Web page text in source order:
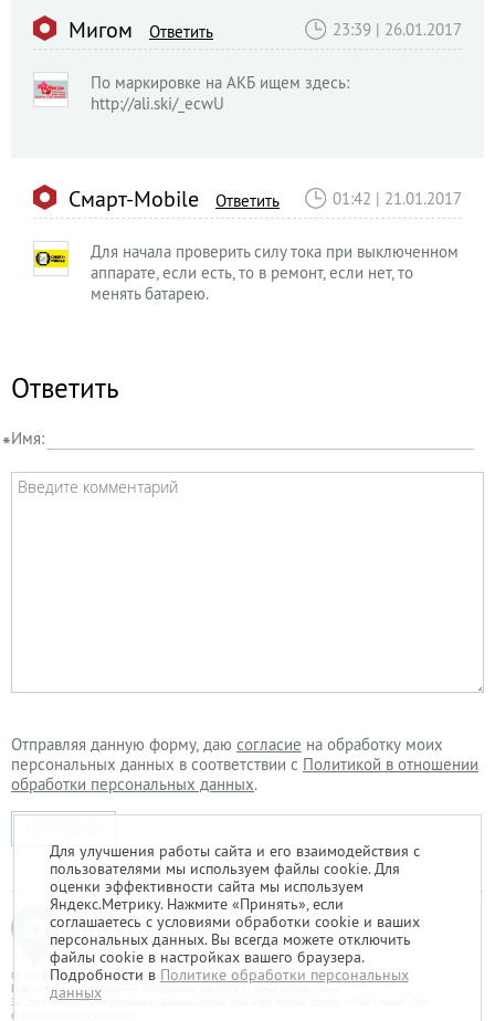
23:39 | 26.01.2017
Мигом Ответить
По маркировке на АКБ ищем здесь:
http://ali.ski/_ecwU
01:42 | 21.01.2017
Смарт-Mobile Ответить
Для начала проверить силу тока при выключенном
аппарате, если есть, то в ремонт, если нет, то
менять батарею.
Ответить
Имя:
Отправляя данную форму, даю согласие на обработку моих
персональных данных в соответствии с Политикой в отношении
обработки персональных данных.
© 2014-2026. «Мой Сервис-Гид» – проект группы «Текарт».
При любом использовании материалов ресурса ссылка обязательна.
За достоверность информации, размещенной пользователями, портал «Мой Сервис-Гид»
ответственности не несет.
Для улучшения работы сайта и его взаимодействия с
пользователями мы используем файлы cookie. Для
оценки эффективности сайта мы используем
Яндекс.Метрику. Нажмите «Принять», если
соглашаетесь с условиями обработки cookie и ваших
персональных данных. Вы всегда можете отключить
файлы cookie в настройках вашего браузера.
Подробности в Политике обработки персональных
данных